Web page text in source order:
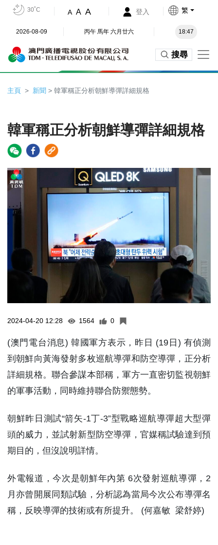
30˚C A A A 登入 繁
2026-08-09 丙午 馬年 六月廿六 18:47
搜尋
主頁 新聞 > 韓軍稱正分析朝鮮導彈詳細規格
韓軍稱正分析朝鮮導彈詳細規格
2024-04-20 12:28 1564 0
(澳門電台消息) 韓國軍方表示，昨日 (19日) 有偵測
到朝鮮向黃海發射多枚巡航導彈和防空導彈，正分析
詳細規格。聯合參謀本部稱，軍方一直密切監視朝鮮
的軍事活動，同時維持聯合防禦態勢。
朝鮮昨日測試“箭矢-1丁-3”型戰略巡航導彈超大型彈
頭的威力，並試射新型防空導彈，官媒稱試驗達到預
期目的，但沒說明詳情。
外電報道，今次是朝鮮年內第 6次發射巡航導彈，2
月亦曾開展同類試驗，分析認為當局今次公布導彈名
稱，反映導彈的技術或有所提升。 (何嘉敏 梁舒婷)